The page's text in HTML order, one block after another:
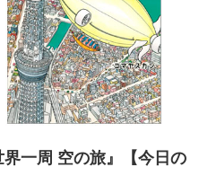
界一周 空の旅』【今日の